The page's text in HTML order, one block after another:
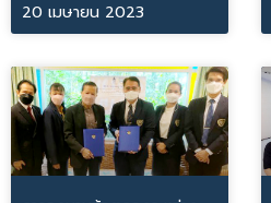
20 เมษายน 2023